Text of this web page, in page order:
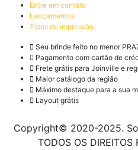
Entre em contato
Lançamentos
Tipos de impressão
Seu brinde feito no menor
Pagamento com cartão de
Frete grátis para Joinville e
Maior catálogo da região
Máximo destaque para a sua
Layout grátis
Copyright© 2020-2025.
TODOS OS DIREITOS